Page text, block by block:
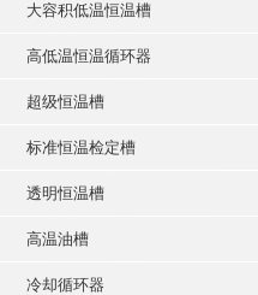
大容积低温恒温槽
高低温恒温循环器
超级恒温槽
标准恒温检定槽
透明恒温槽
高温油槽
冷却循环器